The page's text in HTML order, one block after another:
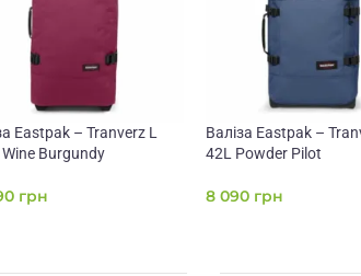
Eastpak – Tranverz L
Burgundy
грн
Валіза Eastpak –
42L Powder Pilot
8 090 грн